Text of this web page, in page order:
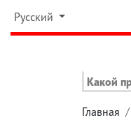
Русский
Какой
Главная